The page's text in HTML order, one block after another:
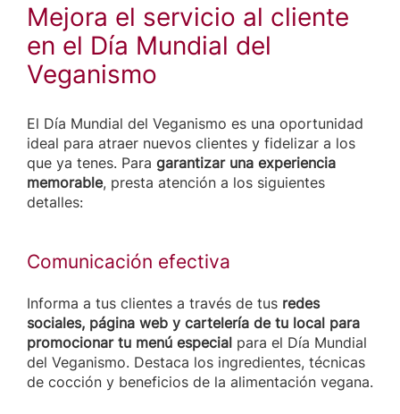
Mejora el servicio al cliente
en el Día Mundial del
Veganismo
El Día Mundial del Veganismo es una oportunidad
ideal para atraer nuevos clientes y fidelizar a los
que ya tenes. Para garantizar una experiencia
memorable, presta atención a los siguientes
detalles:
Comunicación efectiva
Informa a tus clientes a través de tus redes
sociales, página web y cartelería de tu local para
promocionar tu menú especial para el Día Mundial
del Veganismo. Destaca los ingredientes, técnicas
de cocción y beneficios de la alimentación vegana.